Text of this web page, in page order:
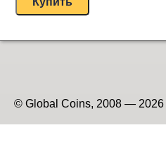
© Global Coins, 2008 — 2026